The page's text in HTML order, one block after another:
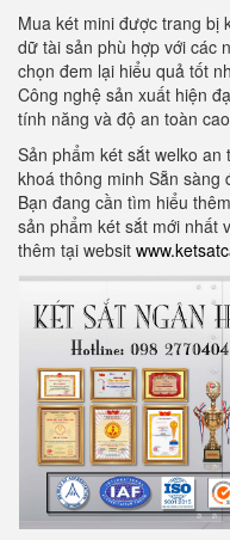
Mua két mini được trang bị
dữ tài sản phù hợp với các
chọn đem lại hiểu quả tốt
Công nghệ sản xuất hiện
tính năng và độ an toàn
Sản phẩm két sắt welko
khoá thông minh Sẵn sàng
Bạn đang cần tìm hiểu
sản phẩm két sắt mới nhất
thêm tại websit